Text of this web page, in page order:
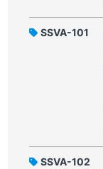
SSVA-101
SSVA-102